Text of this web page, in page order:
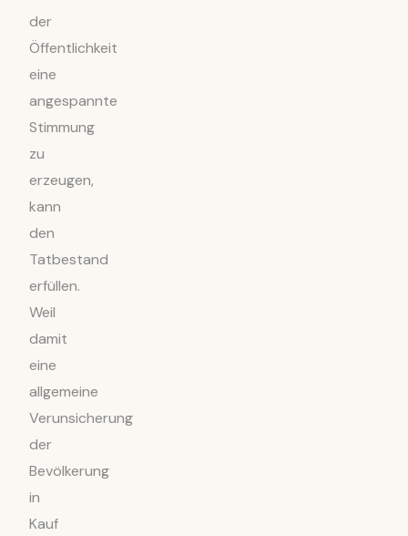
der
Öffentlichkeit
eine
angespannte
Stimmung
zu
erzeugen,
kann
den
Tatbestand
erfüllen.
Weil
damit
eine
allgemeine
Verunsicherung
der
Bevölkerung
in
Kauf